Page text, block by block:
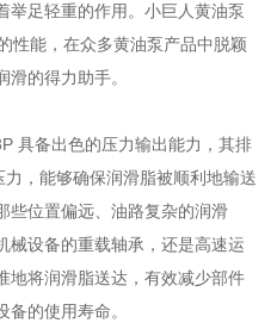
国际商务中心21楼2102
举足轻重的作用。小巨人黄油泵
性能，在众多黄油泵产品中脱颖
的得力助手。
具备出色的压力输出能力，其排
，能够确保润滑脂被顺利地输送
些位置偏远、油路复杂的润滑
械设备的重载轴承，还是高速运
地将润滑脂送达，有效减少部件
的使用寿命。